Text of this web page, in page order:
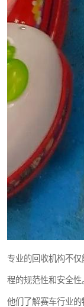
专业的回收机构不
程的规范性和安全性
他们了解赛车行业